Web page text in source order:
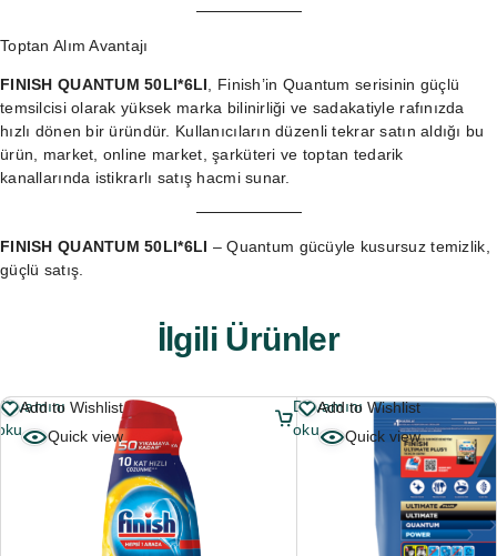
Toptan Alım Avantajı
FINISH QUANTUM 50LI*6LI , Finish’in Quantum serisinin güçlü
temsilcisi olarak yüksek marka bilinirliği ve sadakatiyle rafınızda
hızlı dönen bir üründür. Kullanıcıların düzenli tekrar satın aldığı bu
ürün, market, online market, şarküteri ve toptan tedarik
kanallarında istikrarlı satış hacmi sunar.
FINISH QUANTUM 50LI*6LI – Quantum gücüyle kusursuz temizlik,
güçlü satış.
İlgili Ürünler
Add to Wishlist
Quick view
Add to Wishlist
Quick view
Devamını
oku